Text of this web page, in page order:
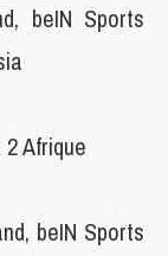
beIN Sports
Afrique
beIN Sports